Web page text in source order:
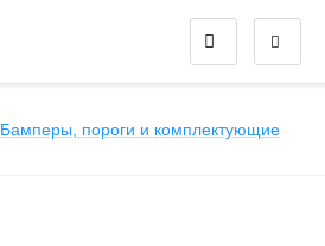
Бамперы, пороги и комплектующие